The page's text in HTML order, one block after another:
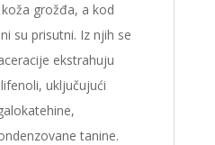
grožđa, a kod
su prisutni. Iz njih se
ekstrahuju
uključujući
tanine.